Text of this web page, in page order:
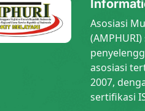
Asosiasi
asosiasi
2007,
sertifikasi